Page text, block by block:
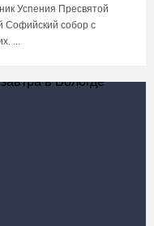
Успения Пресвятой
Софийский собор с
...